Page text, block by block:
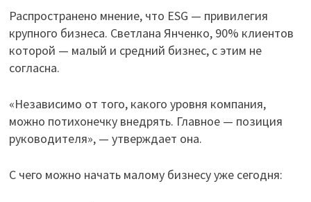
Распространено мнение, что ESG — привилегия
крупного бизнеса. Светлана Янченко, 90% клиентов
которой — малый и средний бизнес, с этим не
согласна.
«Независимо от того, какого уровня компания,
можно потихонечку внедрять. Главное — позиция
руководителя», — утверждает она.
С чего можно начать малому бизнесу уже сегодня: